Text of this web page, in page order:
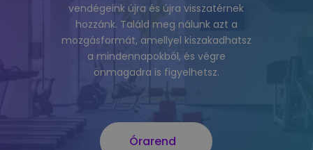
vendégeink újra és újra visszatérnek
hozzánk. Találd meg nálunk azt a
mozgásformát, amellyel kiszakadhatsz
a mindennapokból, és végre
önmagadra is figyelhetsz.
Órarend